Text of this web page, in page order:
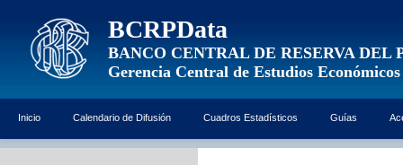
BCRPData
BANCO CENTRAL DE RESERVA DEL
Gerencia Central de Estudios Económicos
Inicio Calendario de Difusión Cuadros Estadísticos Guías